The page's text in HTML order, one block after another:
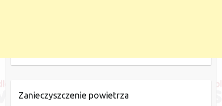
Zanieczyszczenie powietrza